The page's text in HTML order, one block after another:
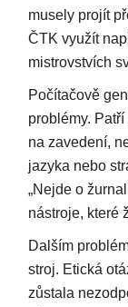
musely projít
ČTK využít
mistrovstvích
Počítačově
problémy.
na zavedení,
jazyka nebo
„Nejde o
nástroje, které
Dalším
stroj. Etická
zůstala